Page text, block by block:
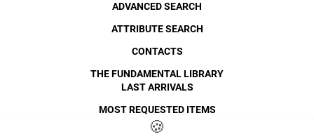
SPbPU, 1996-2026
ADVANCED SEARCH
ATTRIBUTE SEARCH
CONTACTS
THE FUNDAMENTAL LIBRARY
LAST ARRIVALS
MOST REQUESTED ITEMS
🍪